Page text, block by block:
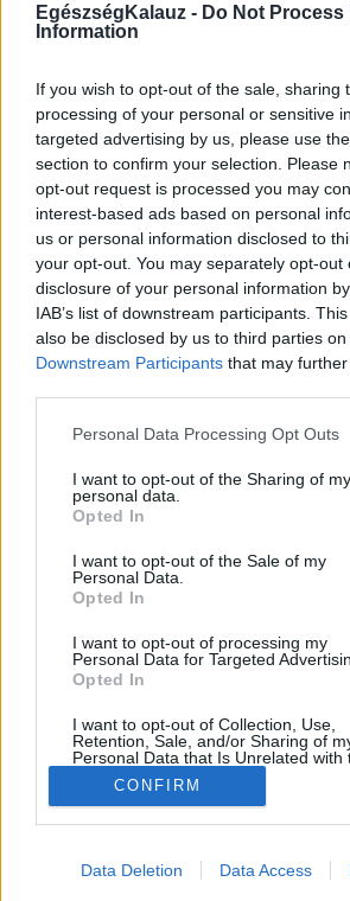
EgészségKalauz - Do Not Process
Information
If you wish to opt-out of the sale, sharing
processing of your personal or sensitive
targeted advertising by us, please use
section to confirm your selection. Please
opt-out request is processed you may
interest-based ads based on personal
us or personal information disclosed to
your opt-out. You may separately opt-out
disclosure of your personal information
IAB’s list of downstream participants.
also be disclosed by us to third parties on
Downstream Participants that may
Please note that this website/app uses
not limited to your visit or usage
grant or deny consent to Google and its
use your data for below specified
consent section.
Personal Data Processing Opt Outs
I want to opt-out of the Sharing of my
personal data.
Opted In
I want to opt-out of the Sale of my
Personal Data.
Opted In
I want to opt-out of processing my
Personal Data for Targeted
Opted In
I want to opt-out of Collection, Use,
Retention, Sale, and/or Sharing of
Personal Data that Is Unrelated with
Purposes for which it was collected.
Opted Out
I want to allow Google to enable
CONFIRM
Data Deletion Data Access
Vizsgálat
Kezelés
Kutatás
Prevenció
Hírek
Videók
Kisállatok egészsége
#allergia#influenza#cukorbetegség
#orvosmeteorológia#vérnyomás
#pajzsmirigy #reflux#ekcéma
Regisztráció
Idegrendszeri betegség
Idegrendszeri